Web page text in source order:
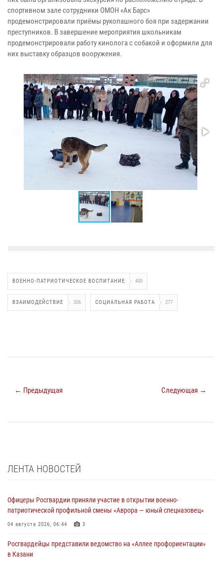
спортивном зале сотрудники ОМОН «Ак Барс»
продемонстрировали приёмы рукопашного боя при задержании
преступников. В завершение мероприятия школьникам
продемонстрировали работу кинолога с собакой и оформили для
них выставку образцов вооружения.
ВОЕННО-ПАТРИОТИЧЕСКОЕ ВОСПИТАНИЕ 490
ВЗАИМОДЕЙСТВИЕ 306 СОЦИАЛЬНАЯ РАБОТА 277
← Предыдущая Следующая →
ЛЕНТА НОВОСТЕЙ
Офицеры Росгвардии приняли участие в открытии военно-
патриотической профильной смены «Аврора — юный спецназовец»
04 августа 2026, 06:44 3
Росгвардейцы представили ведомство на «Аллее профориентации»
в Казани